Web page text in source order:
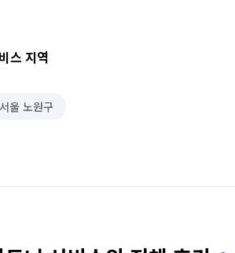
스 지역
서울 노원구